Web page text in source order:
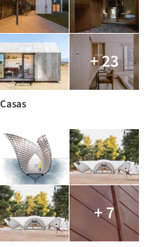
+ 23
Casas
+ 7